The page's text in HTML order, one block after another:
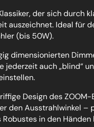
der sich durch
auszeichnet. Ideal für
(bis 50W).
dimensionierten
jederzeit auch „blind“
Design des
den Ausstrahlwinkel –
in den Händen